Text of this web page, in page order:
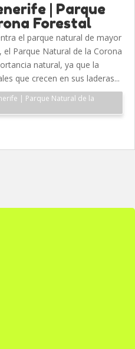
| Parque
Forestal
el parque natural de mayor
el Parque Natural de la Corona
natural, ya que la
que crecen en sus laderas...
| Parque Natural de la